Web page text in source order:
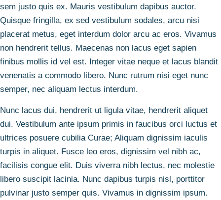
sem justo quis ex. Mauris vestibulum dapibus auctor.
Quisque fringilla, ex sed vestibulum sodales, arcu nisi
placerat metus, eget interdum dolor arcu ac eros. Vivamus
non hendrerit tellus. Maecenas non lacus eget sapien
finibus mollis id vel est. Integer vitae neque et lacus blandit
venenatis a commodo libero. Nunc rutrum nisi eget nunc
semper, nec aliquam lectus interdum.
Nunc lacus dui, hendrerit ut ligula vitae, hendrerit aliquet
dui. Vestibulum ante ipsum primis in faucibus orci luctus et
ultrices posuere cubilia Curae; Aliquam dignissim iaculis
turpis in aliquet. Fusce leo eros, dignissim vel nibh ac,
facilisis congue elit. Duis viverra nibh lectus, nec molestie
libero suscipit lacinia. Nunc dapibus turpis nisl, porttitor
pulvinar justo semper quis. Vivamus in dignissim ipsum.